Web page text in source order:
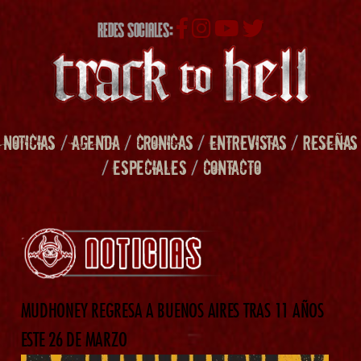
REDES SOCIALES:
NOTICIAS /AGENDA/ CRONICAS/ENTREVISTAS/RESEÑAS
/ESPECIALES/ CONTACTO
MUDHONEY REGRESA A BUENOS AIRES TRAS 11 AÑOS
ESTE 26 DE MARZO